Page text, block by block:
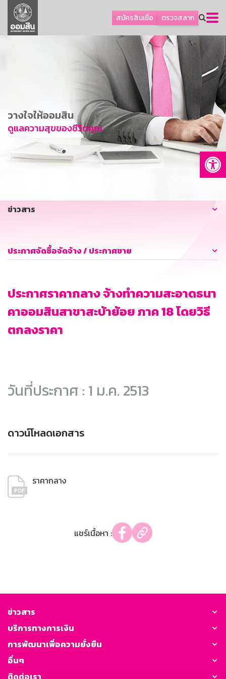
สมัครสินเชื่อ ตรวจสลาก
ลูกค้าธุรกิจ
ลูกค้าผู้ประกอบรายย่อย
การพัฒนาที่ยั่งยืน
ข่าวสาร
บริการทางการเงิน
อื่นๆ
วางใจให้ออมสิน
ดูแลความสุขของชีวิตคุณ
ข่าวสาร
ประกาศจัดซื้อจัดจ้าง / ประกาศขาย
ประกาศราคากลาง จ้างทำความสะอาดธนา
คาออมสินสาขาสะบ้าย้อย ภาค 18 โดยวิธี
ตกลงราคา
วันที่ประกาศ : 1 ม.ค. 2513
ดาวน์โหลดเอกสาร
ราคากลาง
แชร์เนื้อหา :
ข่าวสาร
บริการทางการเงิน
การพัฒนาเพื่อความยั่งยืน
อื่นๆ